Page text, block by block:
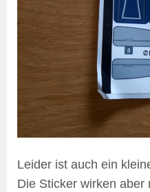
Leider ist auch ein
Die Sticker wirken aber